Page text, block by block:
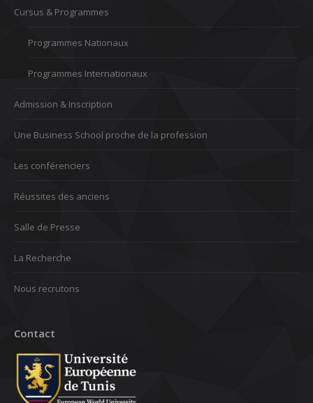
Cursus & Programmes
Programmes Nationaux
Programmes Internationaux
Admission & Inscription
Une Business School proche de la profession
Les conférenciers
Réussites des anciens
Salle de Presse
La Recherche
Nous recrutons
Contact